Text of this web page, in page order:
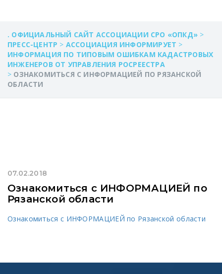
. ОФИЦИАЛЬНЫЙ САЙТ АССОЦИАЦИИ СРО «ОПКД» >
ПРЕСС-ЦЕНТР > АССОЦИАЦИЯ ИНФОРМИРУЕТ >
ИНФОРМАЦИЯ ПО ТИПОВЫМ ОШИБКАМ КАДАСТРОВЫХ
ИНЖЕНЕРОВ ОТ УПРАВЛЕНИЯ РОСРЕЕСТРА
> ОЗНАКОМИТЬСЯ С ИНФОРМАЦИЕЙ ПО РЯЗАНСКОЙ
ОБЛАСТИ
07.02.2018
Ознакомиться с ИНФОРМАЦИЕЙ по
Рязанской области
Ознакомиться с ИНФОРМАЦИЕЙ по Рязанской области